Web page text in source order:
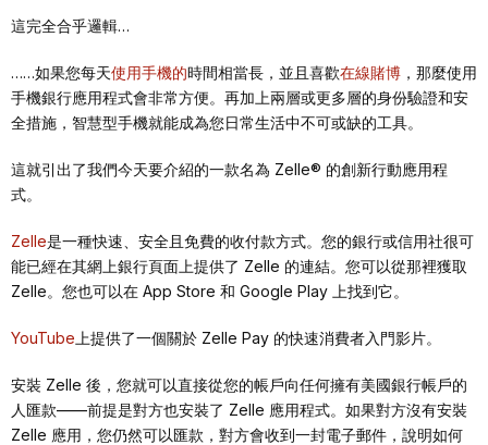
這完全合乎邏輯…
……如果您每天使用手機的時間相當長，並且喜歡在線賭博 ，那麼使用
手機銀行應用程式會非常方便。再加上兩層或更多層的身份驗證和安
全措施，智慧型手機就能成為您日常生活中不可或缺的工具。
這就引出了我們今天要介紹的一款名為 Zelle® 的創新行動應用程
式。
Zelle是一種快速、安全且免費的收付款方式。您的銀行或信用社很可
能已經在其網上銀行頁面上提供了 Zelle 的連結。您可以從那裡獲取
Zelle。您也可以在 App Store 和 Google Play 上找到它。
YouTube 上提供了一個關於 Zelle Pay 的快速消費者入門影片。
安裝 Zelle 後，您就可以直接從您的帳戶向任何擁有美國銀行帳戶的
人匯款——前提是對方也安裝了 Zelle 應用程式。如果對方沒有安裝
Zelle 應用，您仍然可以匯款，對方會收到一封電子郵件，說明如何